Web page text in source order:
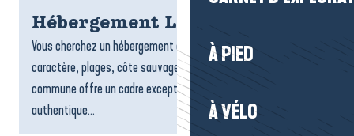
À PIED
À VÉLO
Hébergement Le Croisic
Vous cherchez un hébergement au Croisic ? Entre port de
caractère, plages, côte sauvage et ruelles typiques, la
commune offre un cadre exceptionnel pour un séjour
authentique...